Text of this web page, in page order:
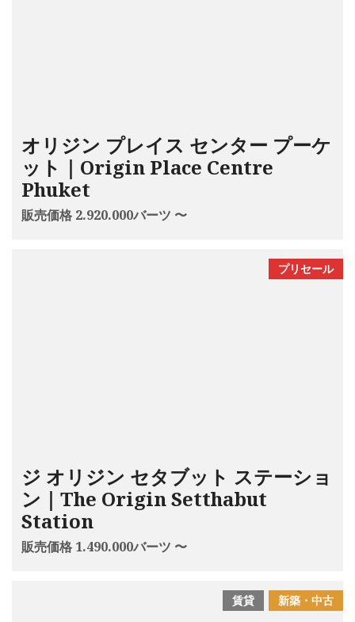
オリジン プレイス センター プーケ
ット｜Origin Place Centre
Phuket
販売価格 2.920.000バーツ 〜
プリセール
ジ オリジン セタブット ステーショ
ン｜The Origin Setthabut
Station
販売価格 1.490.000バーツ 〜
新築・中古
賃貸